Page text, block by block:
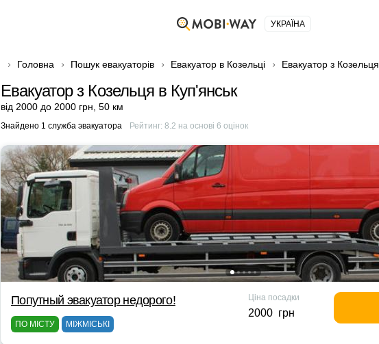
УКРАЇНА
Головна Пошук евакуаторів Евакуатор в Козельці Евакуатор з
Евакуатор з Козельця в Куп'янськ
від 2000 до 2000 грн 50 км
Знайдено 1 служба эвакуатора Рейтинг: 8.2 на основі 6 оцінок
Попутный эвакуатор недорого!
ПО МІСТУ МІЖМІСЬКІ
Ціна посадки
2000 грн